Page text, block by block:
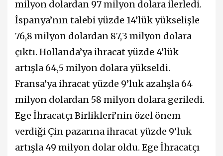
milyon dolardan 97 milyon dolara ilerledi.
İspanya’nın talebi yüzde 14’lük yükselişle
76,8 milyon dolardan 87,3 milyon dolara
çıktı. Hollanda’ya ihracat yüzde 4’lük
artışla 64,5 milyon dolara yükseldi.
Fransa’ya ihracat yüzde 9’luk azalışla 64
milyon dolardan 58 milyon dolara geriledi.
Ege İhracatçı Birlikleri’nin özel önem
verdiği Çin pazarına ihracat yüzde 9’luk
artışla 49 milyon dolar oldu. Ege İhracatçı